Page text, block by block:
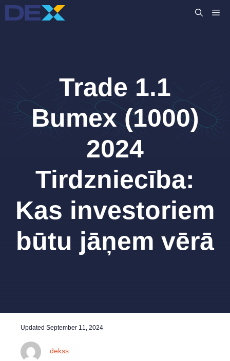
Skip
to
Trade 1.1
Bumex (1000)
2024
Tirdzniecība:
Kas investoriem
būtu jāņem vērā
Updated September 11, 2024
dekss